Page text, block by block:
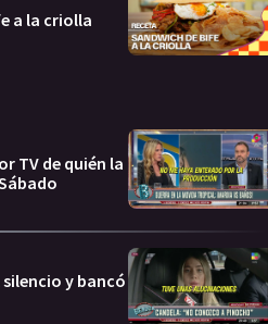
a la criolla
TV de quién la
y bancó